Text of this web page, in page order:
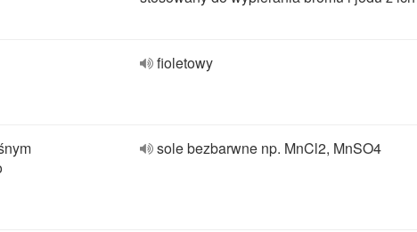
fioletowy
sole bezbarwne np. MnCl2, MnSO4